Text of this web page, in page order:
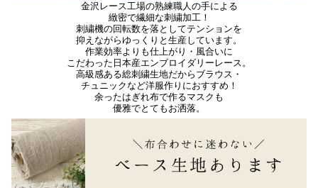
金沢レース工場の熟練職人の手による
緻密で繊細な刺繍加工！
刺繍機の回転数を落としてテンションを
抑えながらゆっくりと生産しています。
作業効率よりも仕上がり・風合いに
こだわった日本産エンブロイダリーレース。
高級感ある総刺繍生地だからブラウス・
チュニックなど洋服作りにおすすめ！
余ったはぎれ布で作るマスクも
優雅でとてもお洒落。